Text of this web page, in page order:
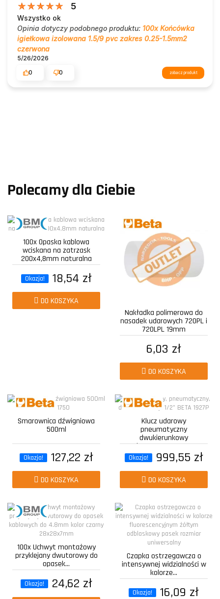
5
Wszystko ok
Opinia dotyczy podobnego produktu: 100x Końcówka
igiełkowa izolowana 1.5/9 pvc zakres 0.25-1.5mm2
czerwona
5/26/2026
0
0 zobacz produkt
Polecamy dla Ciebie
100x Opaska kablowa
wciskana na zatrzask
200x4,8mm naturalna
Okazja! 18,54 zł
DO KOSZYKA
Nakładka polimerowa do
nasadek udarowych 720PL i
720LPL 19mm
6,03 zł
DO KOSZYKA
Smarownica dźwigniowa
500ml
Okazja! 127,22 zł
DO KOSZYKA
Klucz udarowy
pneumatyczny
dwukierunkowy
kompozytowy z...
Okazja! 999,55 zł
DO KOSZYKA
100x Uchwyt montażowy
przyklejany dwutorowy do
opasek...
Okazja! 24,62 zł
Czapka ostrzegawcza o
intensywnej widzialności w
kolorze...
Okazja! 16,09 zł